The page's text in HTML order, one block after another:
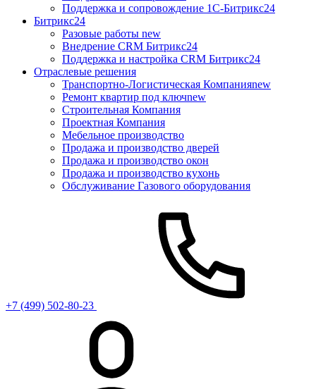
Поддержка и сопровождение 1С-Битрикс24
Битрикс24
Разовые работы new
Внедрение CRM Битрикс24
Поддержка и настройка CRM Битрикс24
Отраслевые решения
Транспортно-Логистическая Компанияnew
Ремонт квартир под ключnew
Строительная Компания
Проектная Компания
Мебельное производство
Продажа и производство дверей
Продажа и производство окон
Продажа и производство кухонь
Обслуживание Газового оборудования
+7 (499) 502-80-23